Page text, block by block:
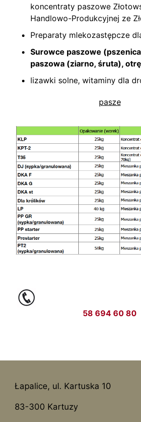
koncentraty paszowe
Handlowo-Produkcyjnej ze
Preparaty mlekozastępcze
Surowce paszowe
paszowa (ziarno, śruta),
lizawki solne, witaminy dla
pasze
58 694 60 80
Łapalice, ul. Kartuska 10
83-300 Kartuzy